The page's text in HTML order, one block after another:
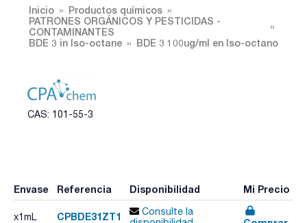
Inicio
Productos químicos
PATRONES ORGÁNICOS Y PESTICIDAS -
CONTAMINANTES
BDE 3 in Iso-octane
BDE 3 100ug/ml en Iso-octano
CAS: 101-55-3
Envase Referencia Disponibilidad Mi Precio
x1mL CPBDE31ZT1
Consulte la